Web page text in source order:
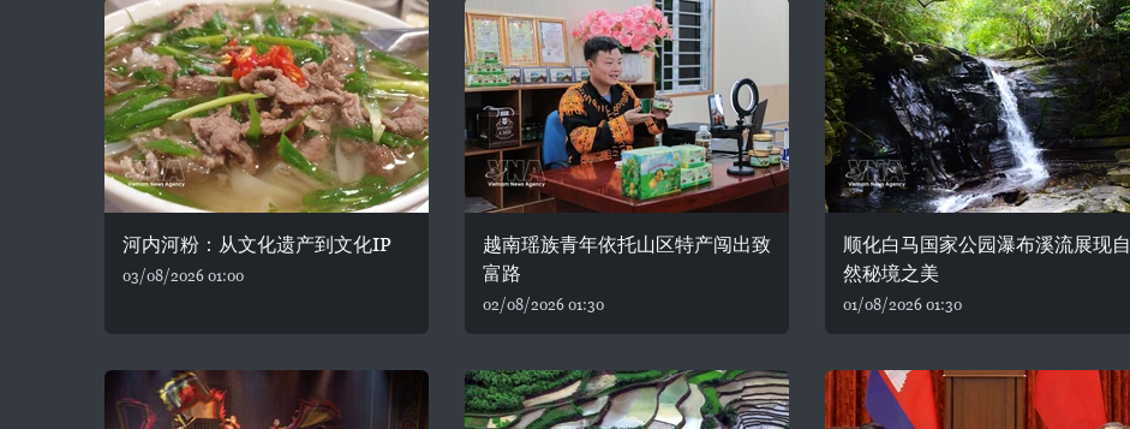
河内河粉：从文化遗产到文化IP
03/08/2026 01:00
越南瑶族青年依托山区特产闯出致
富路
02/08/2026 01:30
顺化白马国家公园瀑布溪流展现自
然秘境之美
01/08/2026 01:30